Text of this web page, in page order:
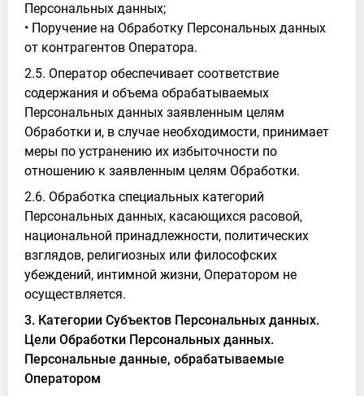
Персональных данных;
• Поручение на Обработку Персональных данных
от контрагентов Оператора.
2.5. Оператор обеспечивает соответствие
содержания и объема обрабатываемых
Персональных данных заявленным целям
Обработки и, в случае необходимости, принимает
меры по устранению их избыточности по
отношению к заявленным целям Обработки.
2.6. Обработка специальных категорий
Персональных данных, касающихся расовой,
национальной принадлежности, политических
взглядов, религиозных или философских
убеждений, интимной жизни, Оператором не
осуществляется.
3. Категории Субъектов Персональных данных.
Цели Обработки Персональных данных.
Персональные данные, обрабатываемые
Оператором